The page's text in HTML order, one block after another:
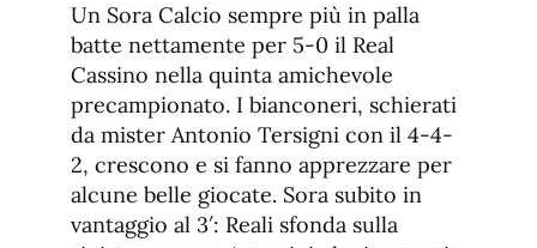
fuente
de
fuente.
Un Sora Calcio sempre più in palla
batte nettamente per 5-0 il Real
Cassino nella quinta amichevole
precampionato. I bianconeri, schierati
da mister Antonio Tersigni con il 4-4-
2, crescono e si fanno apprezzare per
alcune belle giocate. Sora subito in
vantaggio al 3′: Reali sfonda sulla